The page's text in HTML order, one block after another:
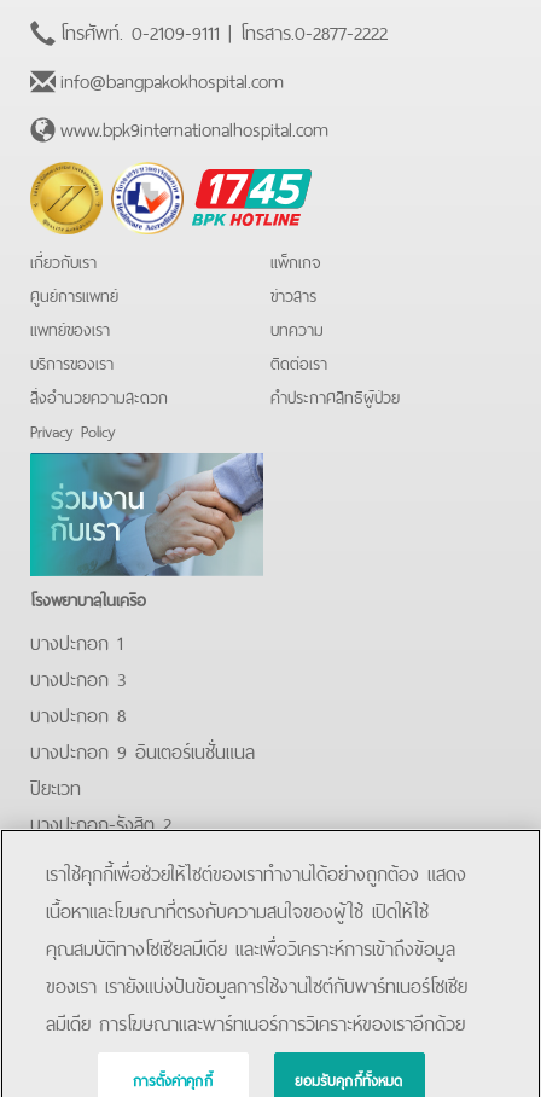
โทรศัพท์. 0-2109-9111 | โทรสาร.0-2877-2222
info@bangpakokhospital.com
www.bpk9internationalhospital.com
BPK
Hotline
เกี่ยวกับเรา
ศูนย์การแพทย์
แพทย์ของเรา
บริการของเรา
สิ่งอำนวยความสะดวก
Privacy Policy
แพ็กเกจ
ข่าวสาร
บทความ
ติดต่อเรา
คําประกาศสิทธิผู้ป่วย
โรงพยาบาลในเครือ
บางปะกอก 1
บางปะกอก 3
บางปะกอก 8
บางปะกอก 9 อินเตอร์เนชั่นแนล
ปิยะเวท
บางปะกอก-รังสิต 2
บางปะกอกสมุทรปราการ
FacebookYoutubeLine
โรงพยาบาลบางปะกอก 9 อินเตอร์เนชั่นแนล
Copyright © 2019 Bangpakok Hospital All rights reserved.
เราใช้คุกกี้เพื่อช่วยให้ไซต์ของเราทำงานได้อย่างถูกต้อง แสดง
เนื้อหาและโฆษณาที่ตรงกับความสนใจของผู้ใช้ เปิดให้ใช้
คุณสมบัติทางโซเชียลมีเดีย และเพื่อวิเคราะห์การเข้าถึงข้อมูล
ของเรา เรายังแบ่งปันข้อมูลการใช้งานไซต์กับพาร์ทเนอร์โซเชีย
ลมีเดีย การโฆษณาและพาร์ทเนอร์การวิเคราะห์ของเราอีกด้วย
การตั้งค่าคุกกี้ ยอมรับคุกกี้ทั้งหมด